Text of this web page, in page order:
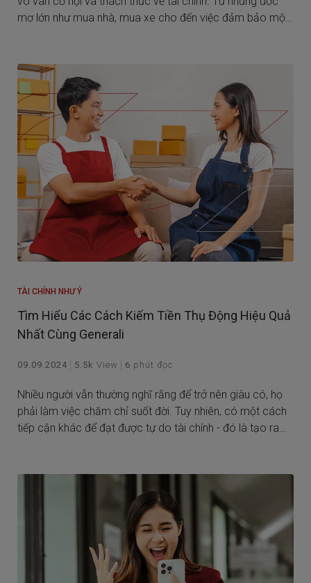
mơ lớn như mua nhà, mua xe cho đến việc đảm bảo một
TÀI CHÍNH NHƯ Ý
Tìm Hiểu Các Cách Kiếm Tiền Thụ Động Hiệu Quả
Nhất Cùng Generali
09.09.2024 5.5k View 6 phút đọc
Nhiều người vẫn thường nghĩ rằng để trở nên giàu có, họ
phải làm việc chăm chỉ suốt đời. Tuy nhiên, có một cách
tiếp cận khác để đạt được tự do tài chính - đó là tạo ra